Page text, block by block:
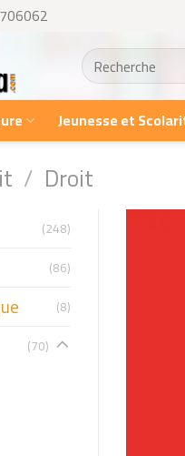
Recherche
pour :
Jeunesse et
/ Droit
(248)
(86)
(8)
(70)